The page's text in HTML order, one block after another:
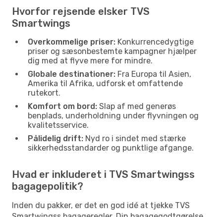
Hvorfor rejsende elsker TVS
Smartwings
Overkommelige priser: Konkurrencedygtige
priser og sæsonbestemte kampagner hjælper
dig med at flyve mere for mindre.
Globale destinationer: Fra Europa til Asien,
Amerika til Afrika, udforsk et omfattende
rutekort.
Komfort om bord: Slap af med generøs
benplads, underholdning under flyvningen og
kvalitetsservice.
Pålidelig drift: Nyd ro i sindet med stærke
sikkerhedsstandarder og punktlige afgange.
Hvad er inkluderet i TVS Smartwingss
bagagepolitik?
Inden du pakker, er det en god idé at tjekke TVS